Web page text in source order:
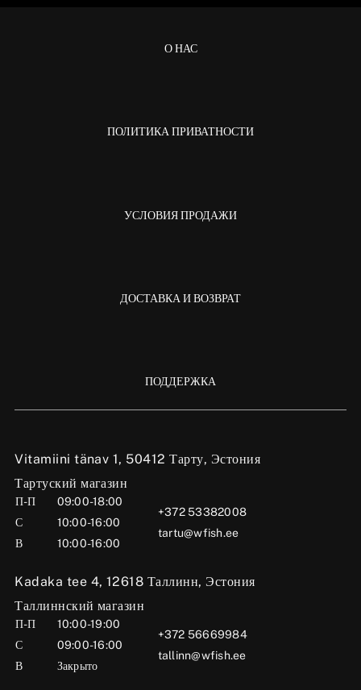
Vitamiini tänav 1, 50412 Тарту, Эстония
Тартуский магазин
П-П
09:00-18:00
С
10:00-16:00
В
10:00-16:00
+372 53382008
tartu@wfish.ee
Kadaka tee 4, 12618 Таллинн, Эстония
Таллиннский магазин
П-П
10:00-19:00
С
09:00-16:00
В
Закрыто
+372 56669984
tallinn@wfish.ee
О НАС
ПОЛИТИКА ПРИВАТНОСТИ
УСЛОВИЯ ПРОДАЖИ
ДОСТАВКА И ВОЗВРАТ
ПОДДЕРЖКА